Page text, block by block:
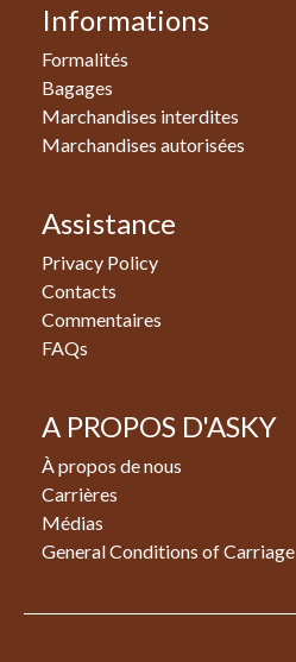
Informations
Formalités
Bagages
Marchandises interdites
Marchandises autorisées
Assistance
Privacy Policy
Contacts
Commentaires
FAQs
A PROPOS D'ASKY
À propos de nous
Carrières
Médias
General Conditions of Carriage